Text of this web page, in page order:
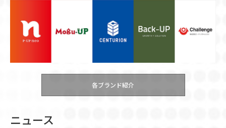
各ブランド紹介
ニュース